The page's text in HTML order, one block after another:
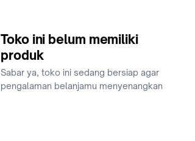
Toko ini belum memiliki
produk
Sabar ya, toko ini sedang bersiap agar
pengalaman belanjamu menyenangkan